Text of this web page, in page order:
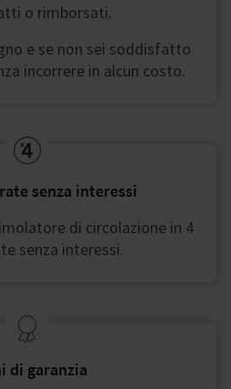
o rimborsati.​
e se non sei soddisfatto
incorrere in alcun costo.
senza interessi
di circolazione in 4
senza interessi.
di garanzia